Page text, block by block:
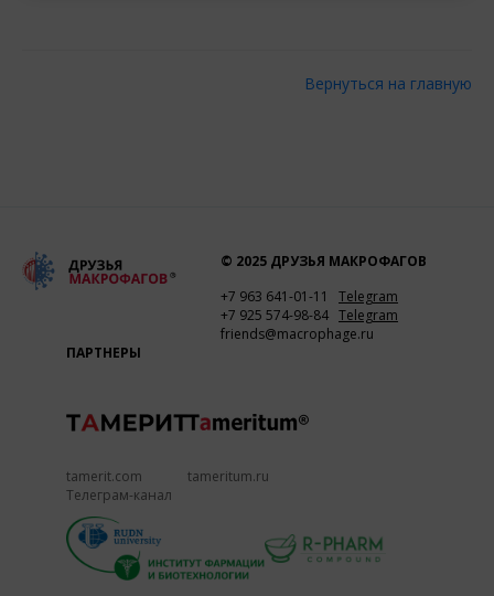
Вернуться на главную
© 2025 ДРУЗЬЯ МАКРОФАГОВ
+7 963 641-01-11 Telegram
+7 925 574-98-84 Telegram
friends@macrophage.ru
ПАРТНЕРЫ
tamerit.com
Телеграм-канал
tameritum.ru